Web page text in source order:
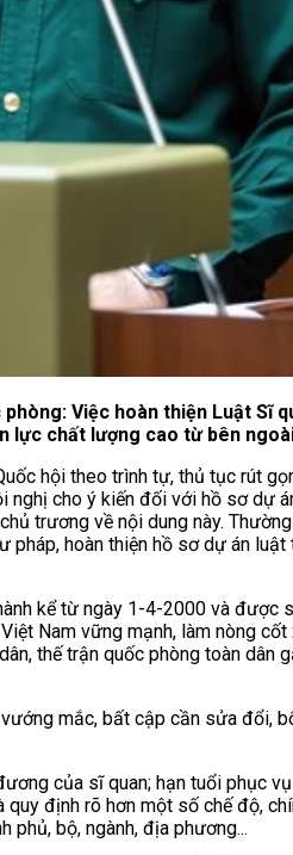
Việc hoàn thiện Luật
lực chất lượng cao từ bên
hội theo trình tự, thủ tục rút
nghị cho ý kiến đối với hồ sơ dự
trương về nội dung này.
hoàn thiện hồ sơ dự án
kể từ ngày 1-4-2000 và
Nam vững mạnh, làm nòng cốt
thế trận quốc phòng toàn dân
mắc, bất cập cần sửa đổi,
của sĩ quan; hạn tuổi phục
định rõ hơn một số chế độ,
phủ, bộ, ngành, địa phương...